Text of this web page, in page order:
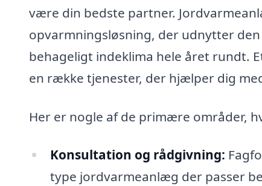
være din bedste partner.
opvarmningsløsning, der udnytter
behageligt indeklima hele året rundt.
en række tjenester, der hjælper dig
Her er nogle af de primære områder,
Konsultation og rådgivning:
type jordvarmeanlæg der passer